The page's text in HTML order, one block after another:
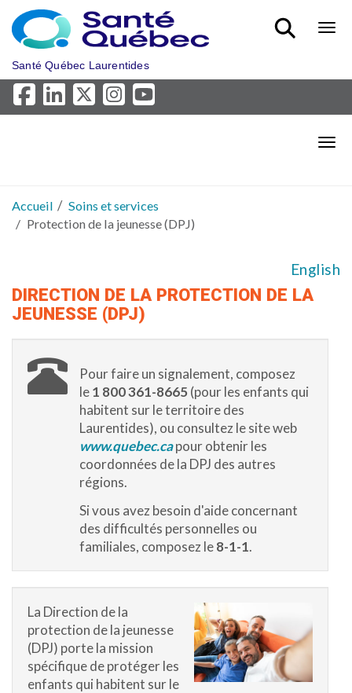
Aller au menu principal
Santé Québec Laurentides
Accueil
Soins et services
Protection de la jeunesse (DPJ)
English
DIRECTION DE LA PROTECTION DE LA
JEUNESSE (DPJ)
Pour faire un signalement, composez
le1 800 361-8665(pour les enfants qui
habitent sur le territoire des
Laurentides), ou consultez le site web
www.quebec.capour obtenir les
coordonnées de la DPJ des autres
régions.
Si vous avez besoin d'aide concernant
des difficultés personnelles ou
familiales, composez le8-1-1.
La Direction de la
protection de la jeunesse
(DPJ) porte la mission
spécifique de protéger les
enfants qui habitent sur le